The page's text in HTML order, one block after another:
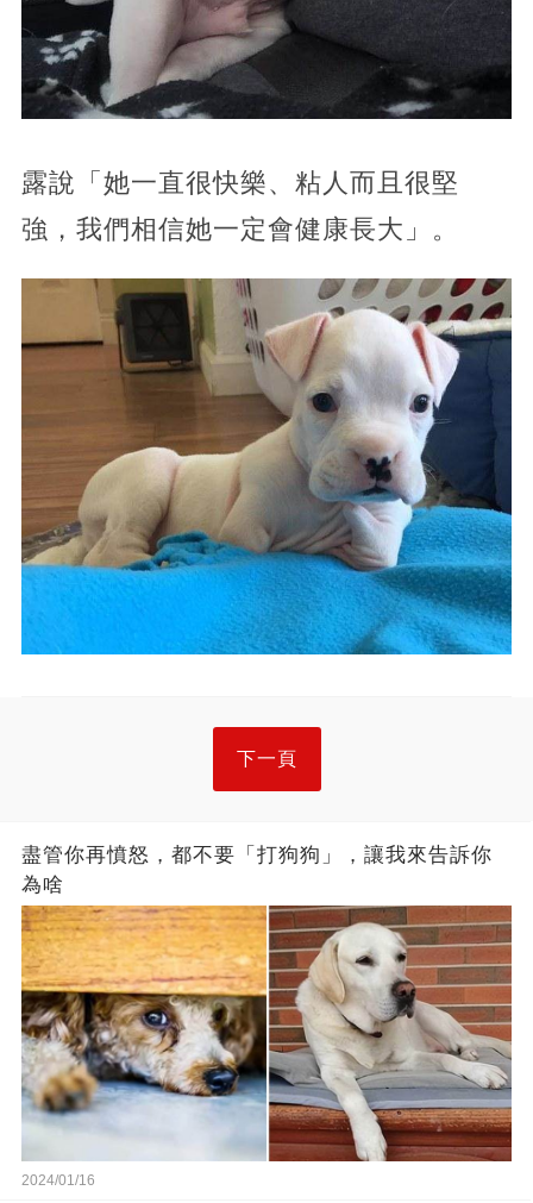
露說「她一直很快樂、粘人而且很堅
強，我們相信她一定會健康長大」。
下一頁
盡管你再憤怒，都不要「打狗狗」，讓我來告訴你
為啥
2024/01/16